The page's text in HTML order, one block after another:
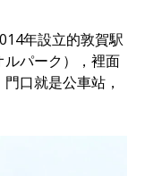
年設立的敦賀駅
パーク），裡面
口就是公車站，